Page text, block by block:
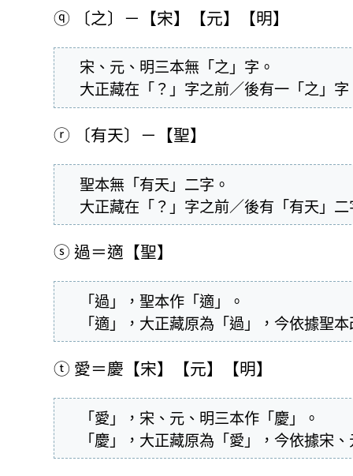
ⓠ 〔之〕－【宋】【元】【明】
大正藏在「？」字之前／後有一「之」
ⓡ 〔有天〕－【聖】
大正藏在「？」字之前／後有「有天」
ⓢ 過＝適【聖】
「適」，大正藏原為「過」，今依據聖
ⓣ 愛＝慶【宋】【元】【明】
「慶」，大正藏原為「愛」，今依據宋